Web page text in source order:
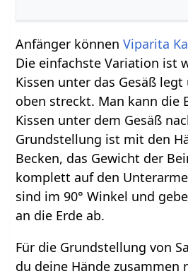
Anfänger könnenViparita
Die einfachste Variation ist
Kissen unter das Gesäß
oben streckt. Man kann die
Kissen unter dem Gesäß
Grundstellung ist mit den
Becken, das Gewicht der
komplett auf den
sind im 90° Winkel und
an die Erde ab.
Für die Grundstellung von
du deine Hände zusammen